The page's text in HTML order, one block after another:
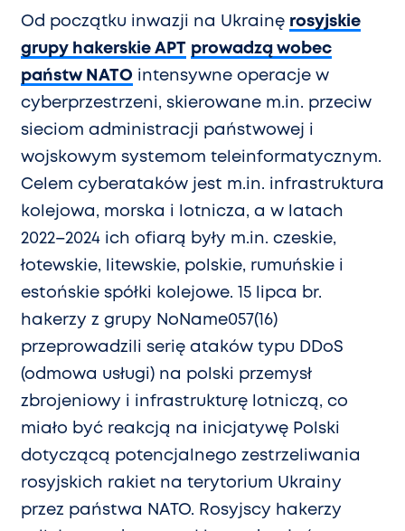
Od początku inwazji na Ukrainę rosyjskie
grupy hakerskie APT prowadzą wobec
państw NATO intensywne operacje w
cyberprzestrzeni, skierowane m.in. przeciw
sieciom administracji państwowej i
wojskowym systemom teleinformatycznym.
Celem cyberataków jest m.in. infrastruktura
kolejowa, morska i lotnicza, a w latach
2022–2024 ich ofiarą były m.in. czeskie,
łotewskie, litewskie, polskie, rumuńskie i
estońskie spółki kolejowe. 15 lipca br.
hakerzy z grupy NoName057(16)
przeprowadzili serię ataków typu DDoS
(odmowa usługi) na polski przemysł
zbrojeniowy i infrastrukturę lotniczą, co
miało być reakcją na inicjatywę Polski
dotyczącą potencjalnego zestrzeliwania
rosyjskich rakiet na terytorium Ukrainy
przez państwa NATO. Rosyjscy hakerzy